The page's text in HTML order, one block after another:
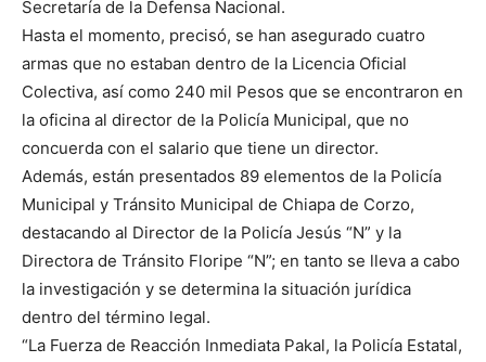
Secretaría de la Defensa Nacional.
Hasta el momento, precisó, se han asegurado cuatro
armas que no estaban dentro de la Licencia Oficial
Colectiva, así como 240 mil Pesos que se encontraron en
la oficina al director de la Policía Municipal, que no
concuerda con el salario que tiene un director.
Además, están presentados 89 elementos de la Policía
Municipal y Tránsito Municipal de Chiapa de Corzo,
destacando al Director de la Policía Jesús “N” y la
Directora de Tránsito Floripe “N”; en tanto se lleva a cabo
la investigación y se determina la situación jurídica
dentro del término legal.
“La Fuerza de Reacción Inmediata Pakal, la Policía Estatal,